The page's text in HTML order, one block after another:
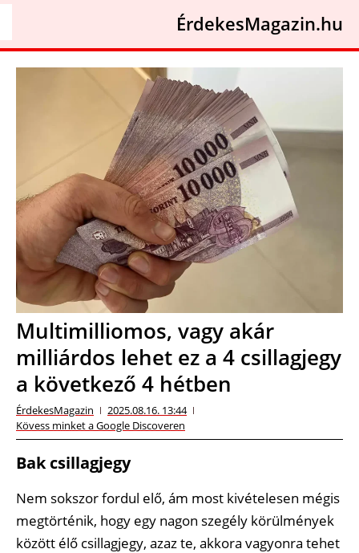
ÉrdekesMagazin.hu
Multimilliomos, vagy akár
milliárdos lehet ez a 4 csillagjegy
a következő 4 hétben
ÉrdekesMagazin
2025.08.16. 13:44
Kövess minket a Google Discoveren
Bak csillagjegy
Nem sokszor fordul elő, ám most kivételesen mégis
megtörténik, hogy egy nagon szegély körülmények
között élő csillagjegy, azaz te, akkora vagyonra tehet